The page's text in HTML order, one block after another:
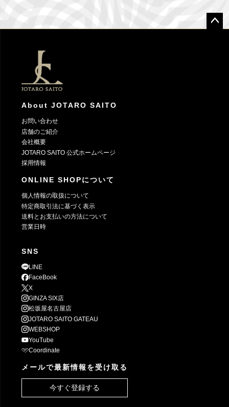
About JOTARO SAITO
お問い合わせ
店舗のご紹介
会社概要
JOTARO SAITO 公式ホームページ
採用情報
ONLINE SHOPについて
個人情報の取扱について
特定商取引法に基づく表示
送料とお支払いの方法について
営業日時
SNS
LINE
FaceBook
X
GINZA SIX店
松坂屋名古屋店
JOTARO SAITO GATEAU
WEBSHOP
YouTube
Coordinate
メールで最新情報を受け取る
今すぐ登録する